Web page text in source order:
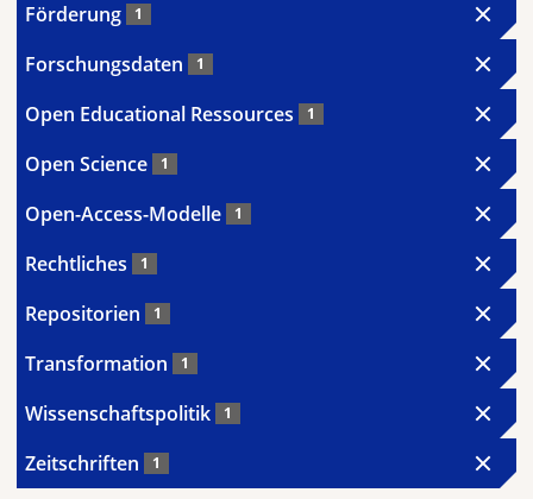
Förderung 1
Forschungsdaten 1
Open Educational Ressources 1
Open Science 1
Open-Access-Modelle 1
Rechtliches 1
Repositorien 1
Transformation 1
Wissenschaftspolitik 1
Zeitschriften 1